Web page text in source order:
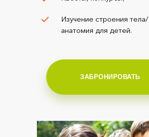
Изучение строения тела/
анатомия для детей.
ЗАБРОНИРОВАТЬ